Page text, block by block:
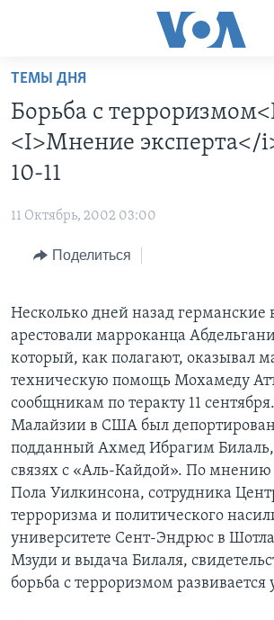
Перейти
основной
контент
Перейти
основной
навигации
Перейти
ГЛАВНОЕ
ПРОГРАММЫ
ИТОГИ
ПОЧЕМУ ЭТО ВАЖНО?
НЬЮ-ЙОРК NEW YORK
АМЕРИКА. БОЛЬШОЕ ПУТЕШЕСТВИЕ
ПРОЕКТЫ
НАША АМЕРИКАНСКАЯ ИСТОРИЯ
А КАК В АМЕРИКЕ?
АМЕРИКАНСКИЕ ГОРОДКИ
ТЕСТЫ
ИНТЕРВЬЮ
ФАКТЫ ПРОТИВ ФЕЙКОВ
УЧИМ АНГЛИЙСКИЙ
ВИДЕО
ПОДПИСКА НА НОВОСТИ
Learning English
Языки
ТЕМЫ ДНЯ
Борьба с
<I>Мнение эксперта</
10-11
11 Октябрь, 2002 03:00
Поделиться
Несколько дней назад германские
арестовали марроканца
который, как полагают, оказывал
техническую помощь Мохамеду
сообщникам по теракту 11
Малайзии в США был
подданный Ахмед Ибрагим
связях с «Аль-Кайдой». По мнению
Пола Уилкинсона, сотрудника
терроризма и политического
университете Сент-Эндрюс в
Мзуди и выдача Билаля,
борьба с терроризмом развивается